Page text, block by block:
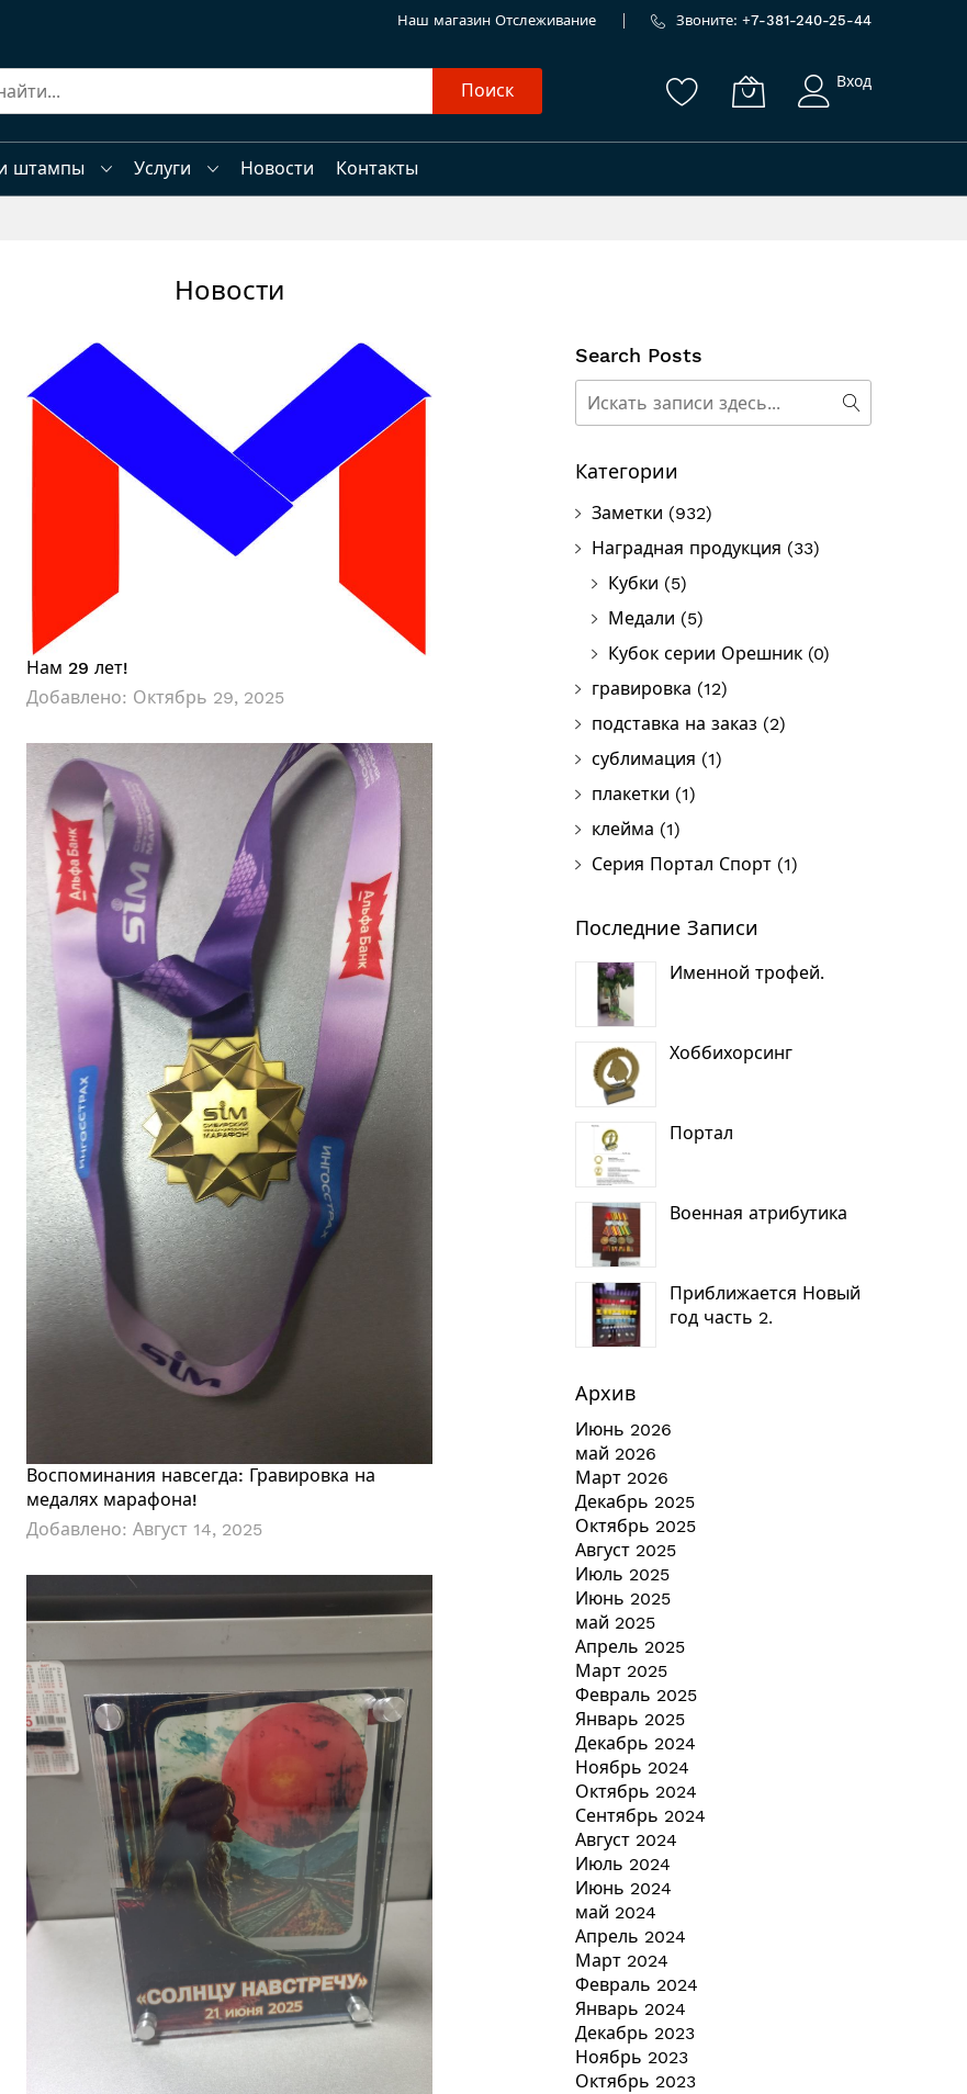
Наш магазин Отслеживание Звоните: +7-381-240-25-44
Поиск Вход
штампы Услуги Новости
Контакты
Новости
Нам 29 лет!
Добавлено: Октябрь 29, 2025
Воспоминания навсегда: Гравировка на
медалях марафона!
Добавлено: Август 14, 2025
Search Posts
Поиск
Категории
Заметки (932)
Наградная продукция (33)
Кубки (5)
Медали (5)
Кубок серии Орешник (0)
гравировка (12)
подставка на заказ (2)
сублимация (1)
плакетки (1)
клейма (1)
Серия Портал Спорт (1)
Последние Записи
Именной трофей.
Хоббихорсинг
Портал
Военная атрибутика
Приближается Новый
год часть 2.
Архив
Июнь 2026
май 2026
Март 2026
Декабрь 2025
Октябрь 2025
Август 2025
Июль 2025
Июнь 2025
май 2025
Апрель 2025
Март 2025
Февраль 2025
Январь 2025
Декабрь 2024
Ноябрь 2024
Октябрь 2024
Сентябрь 2024
Август 2024
Июль 2024
Июнь 2024
май 2024
Апрель 2024
Март 2024
Февраль 2024
Январь 2024
Декабрь 2023
Ноябрь 2023
Октябрь 2023